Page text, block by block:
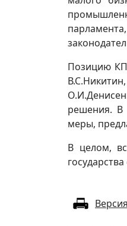
Позицию
решения. В
меры,
В целом,